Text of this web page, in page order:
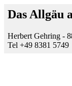
Das Allgäu
Herbert Gehring -
Tel +49 8381 5749